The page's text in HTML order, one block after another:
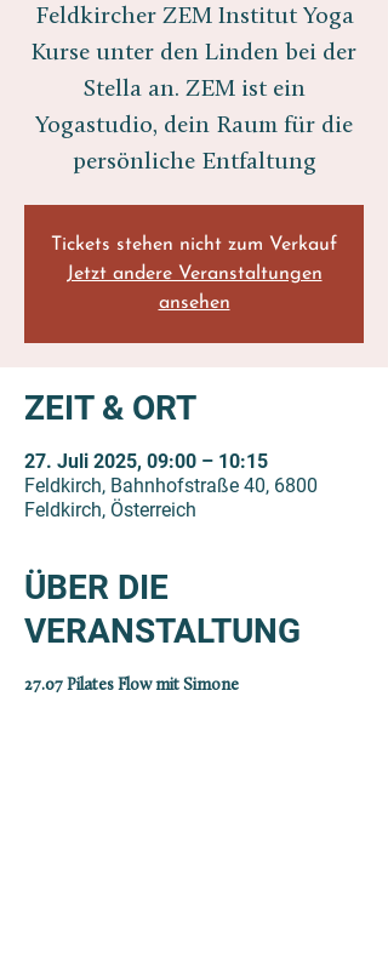
Feldkircher ZEM Institut Yoga
Kurse unter den Linden bei der
Stella an. ZEM ist ein
Yogastudio, dein Raum für die
persönliche Entfaltung
Tickets stehen nicht zum Verkauf
Jetzt andere Veranstaltungen
ansehen
ZEIT & ORT
27. Juli 2025, 09:00 – 10:15
Feldkirch, Bahnhofstraße 40, 6800
Feldkirch, Österreich
ÜBER DIE
VERANSTALTUNG
27.07 Pilates Flow mit Simone